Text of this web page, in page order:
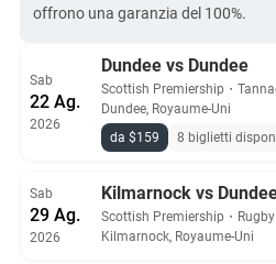
offrono una garanzia del 100%.
Sab
22 Ag.
2026
Dundee vs Dundee
Scottish Premiership ・
Dundee, Royaume-Uni
da $159
8 biglietti
Sab
29 Ag.
2026
Kilmarnock vs
Scottish Premiership ・
Kilmarnock, Royaume-Uni